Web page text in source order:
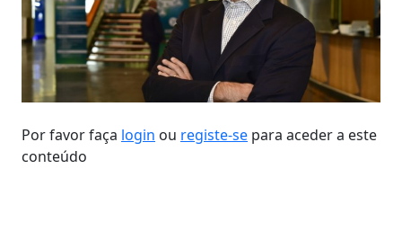
Por favor faça login ou registe-se para aceder a este
conteúdo